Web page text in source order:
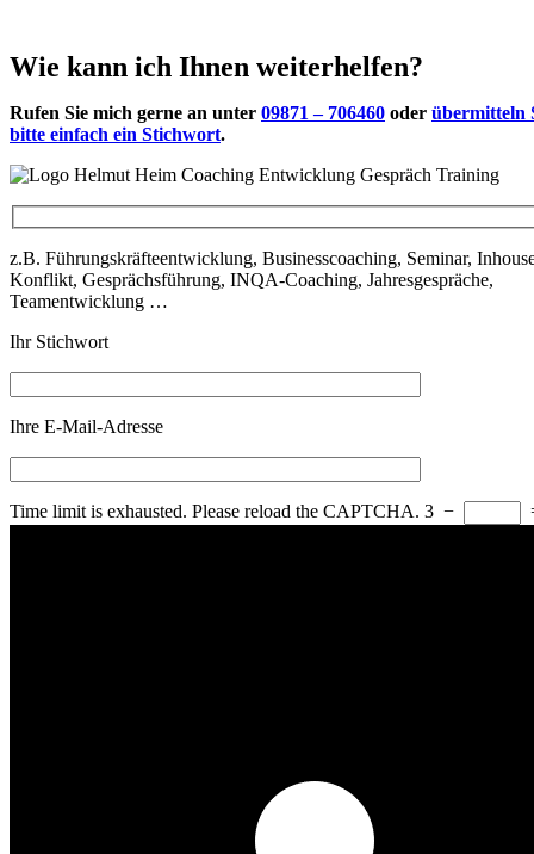
Wie kann ich Ihnen weiterhelfen?
Rufen Sie mich gerne an unter 09871 – 706460 oder übermitteln
bitte einfach ein Stichwort.
z.B. Führungskräfteentwicklung, Businesscoaching, Seminar,
Konflikt, Gesprächsführung, INQA-Coaching, Jahresgespräche,
Teamentwicklung …
Ihr Stichwort
Ihre E-Mail-Adresse
Time limit is exhausted. Please reload the CAPTCHA. 3 −